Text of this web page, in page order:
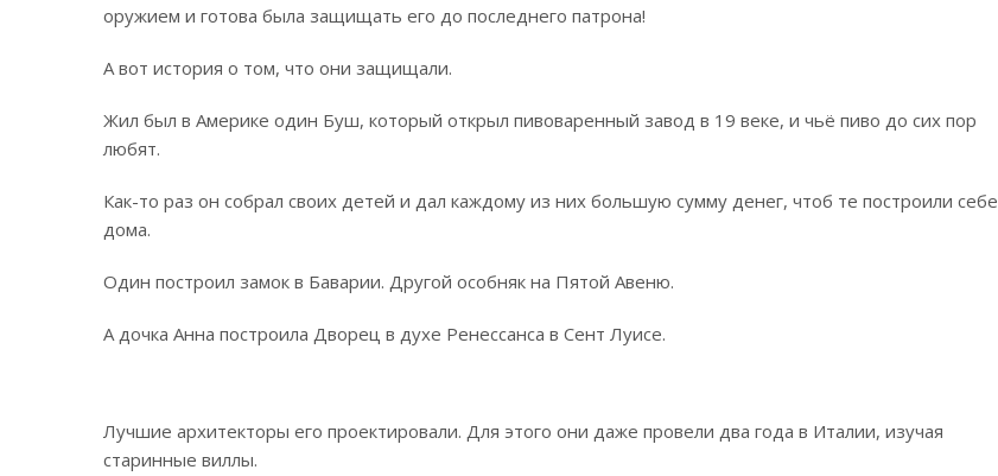
оружием и готова была защищать его до последнего патрона!
А вот история о том, что они защищали.
Жил был в Америке один Буш, который открыл пивоваренный завод в 19 веке, и чьё пиво до сих пор
любят.
Как-то раз он собрал своих детей и дал каждому из них большую сумму денег, чтоб те построили себе
дома.
Один построил замок в Баварии. Другой особняк на Пятой Авеню.⠀
А дочка Анна построила Дворец в духе Ренессанса в Сент Луисе.
Лучшие архитекторы его проектировали. Для этого они даже провели два года в Италии, изучая
старинные виллы.